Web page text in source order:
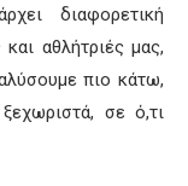
διαφορετική
αθλήτριές μας,
πιο κάτω,
σε ό,τι